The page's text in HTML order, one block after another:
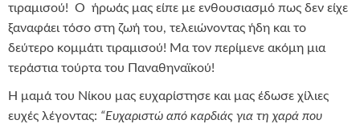
τιραμισού! Ο ήρωάς μας είπε με ενθουσιασμό πως δεν είχε
ξαναφάει τόσο στη ζωή του, τελειώνοντας ήδη και το
δεύτερο κομμάτι τιραμισού! Μα τον περίμενε ακόμη μια
τεράστια τούρτα του Παναθηναϊκού!
Η μαμά του Νίκου μας ευχαρίστησε και μας έδωσε χίλιες
ευχές λέγοντας: “Ευχαριστώ από καρδιάς για τη χαρά που